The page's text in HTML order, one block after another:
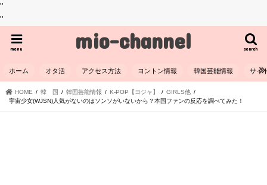
"
"
mio-channel search
menu
ホーム オタ活 アクセス方法 ヨントン情報 韓国芸能情報 サイ
HOME 韓 国 韓国芸能情報 K-POP【ヨジャ】
GIRLS他
宇宙少女(WJSN)人気がないのはソンソがいないから？本国ファンの反応を調べてみた！